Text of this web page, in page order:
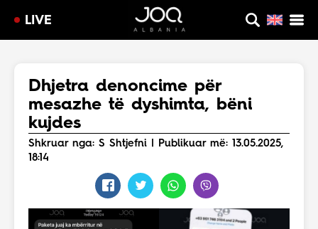
LIVE
Dhjetra denoncime për
mesazhe të dyshimta, bëni
kujdes
Shkruar nga: S Shtjefni | Publikuar më: 13.05.2025,
18:14